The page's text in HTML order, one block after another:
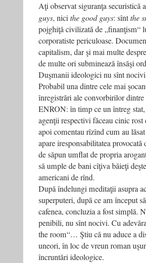
Aţi observat siguranţa
guys, nicithe good guys: sîntthe
pojghiţă civilizată de „finanţism“
corporatiste periculoase.
capitalism, dar şi mai multe
de multe ori subminează însăşi
Duşmanii ideologici nu sînt nocivi
Probabil una dintre cele mai
înregistrări ale convorbirilor
ENRON: în timp ce un întreg
agenţii respectivi făceau cinic
apoi comentau rîzînd cum au
apare iresponsabilitatea
de săpun umflat de propria
să umple de bani cîţiva băieţi
americani de rînd.
După îndelungi meditaţii asupra
superputeri, după ce am început
cafenea, concluzia a fost simplă.
penibili, nu sînt nocivi. Cu
the room“… Ştiu că nu aduce a
uneori, în loc de vreun roman
încruntări ideologice.